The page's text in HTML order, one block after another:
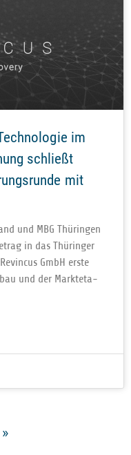
im
schließt
mit
und MBG Thü­rin­gen
in das Thü­rin­ger
GmbH erste
und der Markt­eta­
»